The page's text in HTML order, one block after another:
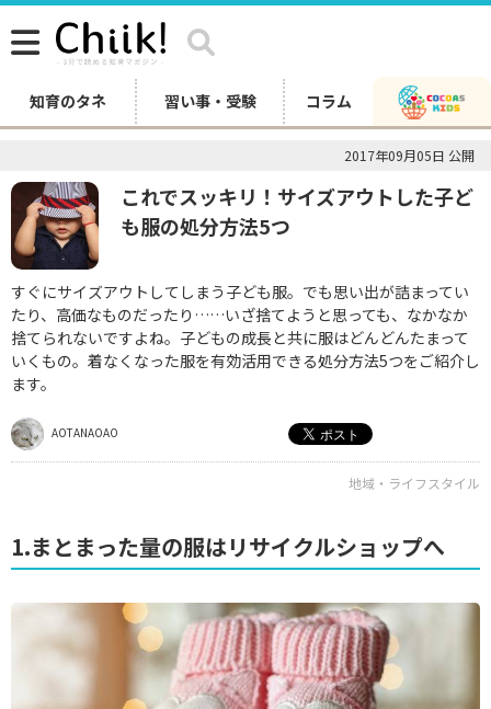
知育のタネ 習い事・受験 コラム
2017年09月05日 公開
これでスッキリ！サイズアウトした子ど
も服の処分方法5つ
すぐにサイズアウトしてしまう子ども服。でも思い出が詰まってい
たり、高価なものだったり……いざ捨てようと思っても、なかなか
捨てられないですよね。子どもの成長と共に服はどんどんたまって
いくもの。着なくなった服を有効活用できる処分方法5つをご紹介し
ます。
AOTANAOAO
地域・ライフスタイル
1.まとまった量の服はリサイクルショップへ